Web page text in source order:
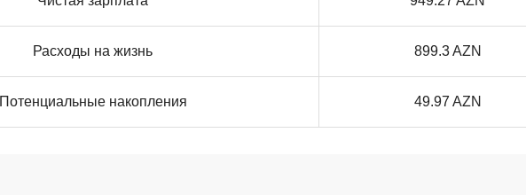
Расходы на жизнь 899.3 AZN
Потенциальные накопления 49.97 AZN